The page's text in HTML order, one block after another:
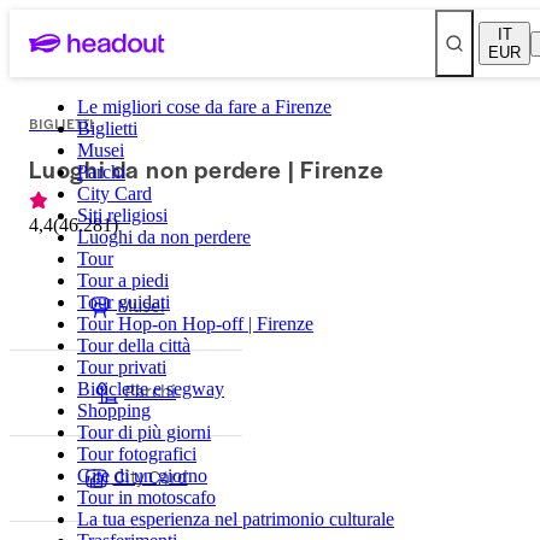
IT
EUR
Le migliori cose da fare a Firenze
Biglietti
Musei
Parchi
City Card
Siti religiosi
Luoghi da non perdere
Tour
Tour a piedi
Tour guidati
Tour Hop-on Hop-off | Firenze
Tour della città
Tour privati
Biciclette e segway
Shopping
Tour di più giorni
Tour fotografici
Gite di un giorno
Tour in motoscafo
La tua esperienza nel patrimonio culturale
BIGLIETTI
Luoghi da non perdere | Firenze
4,4(46.281)
Musei
Parchi
City Card